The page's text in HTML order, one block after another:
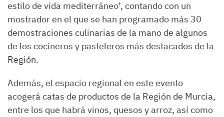
estilo de vida mediterráneo’, contando con un
mostrador en el que se han programado más 30
demostraciones culinarias de la mano de algunos
de los cocineros y pasteleros más destacados de la
Región.
Además, el espacio regional en este evento
acogerá catas de productos de la Región de Murcia,
entre los que habrá vinos, quesos y arroz, así como